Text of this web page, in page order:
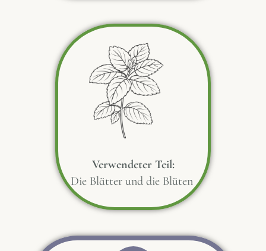
Verwendeter Teil:
Die Blätter und die Blüten